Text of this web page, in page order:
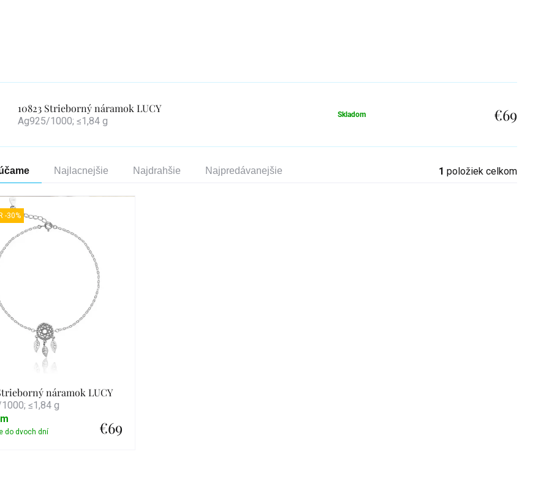
10823 Strieborný náramok LUCY
Ag925/1000; ≤1,84 g
Skladom €69
Najlacnejšie Najdrahšie Najpredávanejšie 1 položiek celkom
-30%
náramok LUCY
≤1,84 g
€69